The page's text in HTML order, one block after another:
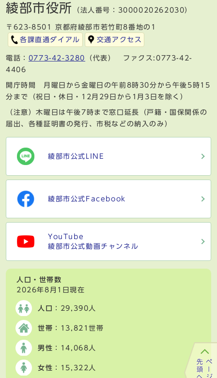
綾部市役所 （法人番号：3000020262030）
〒623-8501 京都府綾部市若竹町8番地の1
各課直通ダイアル
交通アクセス
電話： 0773-42-3280
（代表） ファクス:0773-42-
4406
開庁時間 月曜日から金曜日の午前8時30分から午後5時15
分まで（祝日・休日・12月29日から1月3日を除く）
（注意）木曜日は午後7時まで窓口延長（戸籍・国保関係の
届出、各種証明書の発行、市税などの納入のみ）
綾部市公式LINE
綾部市公式Facebook
YouTube
綾部市公式動画チャンネル
人口・世帯数
2026年8月1日現在
人口 ：29,390人
世帯 ：13,821世帯
男性 ：14,068人
女性 ：15,322人